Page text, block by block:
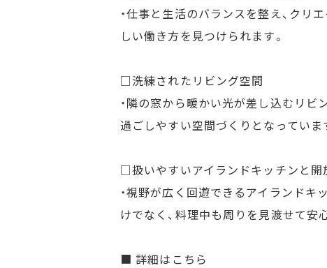
・仕事と生活のバランスを整え、クリ
しい働き方を見つけられます。
□洗練されたリビング空間
・隣の窓から暖かい光が差し込むリ
過ごしやすい空間づくりとなっていま
□扱いやすいアイランドキッチンと開
・視野が広く回遊できるアイランド
けでなく、料理中も周りを見渡せて安心
■ 詳細はこちら